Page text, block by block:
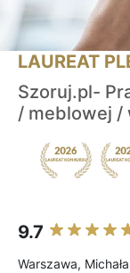
LAUREAT
Szoruj.pl-
/ meblowej /
9.7
Warszawa,